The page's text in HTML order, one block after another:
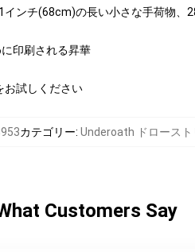
ンチ(68cm)の長い小さな手荷物
印刷される昇華
お試しください
カテゴリー: Underoath ドロース
Customers Say